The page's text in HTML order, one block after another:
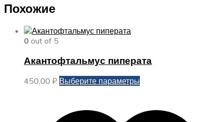
Похожие
0 out of 5
Акантофтальмус пиперата
450,00 ₽ Выберите параметры
несколько